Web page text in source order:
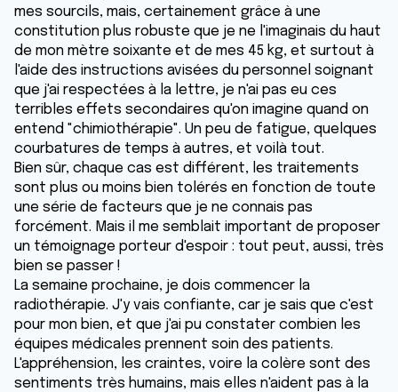
mes sourcils, mais, certainement grâce à une
constitution plus robuste que je ne l'imaginais du haut
de mon mètre soixante et de mes 45 kg, et surtout à
l'aide des instructions avisées du personnel soignant
que j'ai respectées à la lettre, je n'ai pas eu ces
terribles effets secondaires qu'on imagine quand on
entend "chimiothérapie". Un peu de fatigue, quelques
courbatures de temps à autres, et voilà tout.
Bien sûr, chaque cas est différent, les traitements
sont plus ou moins bien tolérés en fonction de toute
une série de facteurs que je ne connais pas
forcément. Mais il me semblait important de proposer
un témoignage porteur d'espoir : tout peut, aussi, très
bien se passer !
La semaine prochaine, je dois commencer la
radiothérapie. J'y vais confiante, car je sais que c'est
pour mon bien, et que j'ai pu constater combien les
équipes médicales prennent soin des patients.
L'appréhension, les craintes, voire la colère sont des
sentiments très humains, mais elles n'aident pas à la